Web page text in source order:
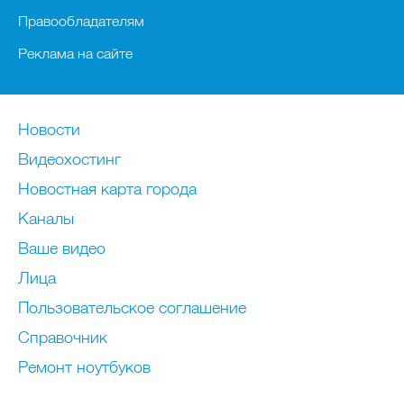
Правообладателям
Реклама на сайте
Новости
Видеохостинг
Новостная карта города
Каналы
Ваше видео
Лица
Пользовательское соглашение
Справочник
Ремонт нoутбуков